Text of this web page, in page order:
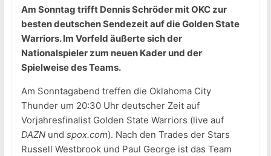
Am Sonntag trifft Dennis Schröder mit OKC zur
besten deutschen Sendezeit auf die Golden State
Warriors. Im Vorfeld äußerte sich der
Nationalspieler zum neuen Kader und der
Spielweise des Teams.
Am Sonntagabend treffen die Oklahoma City
Thunder um 20:30 Uhr deutscher Zeit auf
Vorjahresfinalist Golden State Warriors (live auf
DAZNund spox.com). Nach den Trades der Stars
Russell Westbrook und Paul George ist das Team